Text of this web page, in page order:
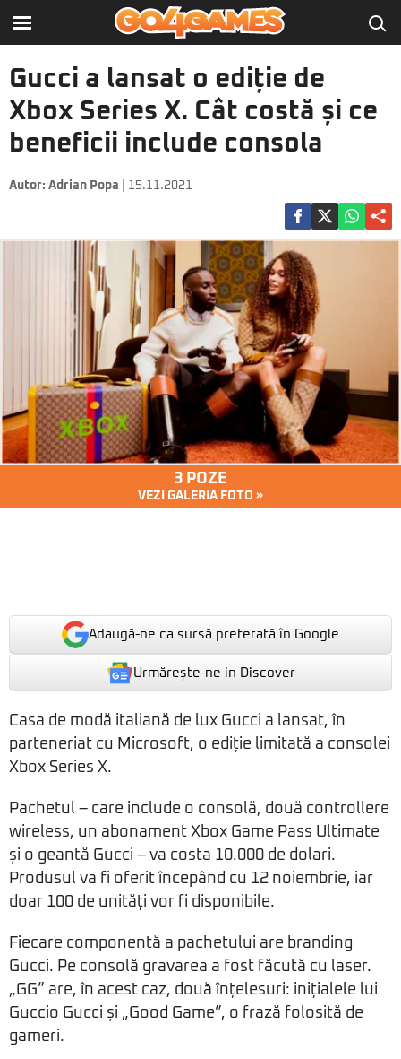
Gucci a lansat o ediție de
Xbox Series X. Cât costă și ce
beneficii include consola
Autor: Adrian Popa | 15.11.2021
3 POZE
VEZI GALERIA FOTO »
Adaugă-ne ca sursă preferată în Google
Urmărește-ne in Discover
Casa de modă italiană de lux Gucci a lansat, în
parteneriat cu Microsoft, o ediție limitată a consolei
Xbox Series X.
Pachetul – care include o consolă, două controllere
wireless, un abonament Xbox Game Pass Ultimate
și o geantă Gucci – va costa 10.000 de dolari.
Produsul va fi oferit începând cu 12 noiembrie, iar
doar 100 de unități vor fi disponibile.
Fiecare componentă a pachetului are branding
Gucci. Pe consolă gravarea a fost făcută cu laser.
„GG” are, în acest caz, două înțelesuri: inițialele lui
Guccio Gucci și „Good Game”, o frază folosită de
gameri.